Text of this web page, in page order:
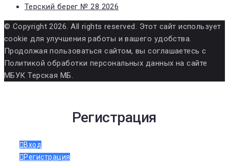
Терский берег № 28 2026
© Copyright 2026. All rights reserved. Этот сайт использует
cookie для улучшения работы и вашего удобства.
Продолжая пользоваться сайтом, вы соглашаетесь с
Политикой обработки персональных данных на сайте
МБУК Терская МБ.
Регистрация
Вход
Регистрация